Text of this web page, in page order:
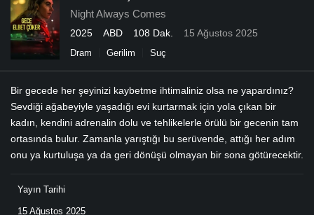
Night Always Comes
2025 ABD 108 Dak. 15 Ağustos 2025
Dram Gerilim Suç
Bir gecede her şeyinizi kaybetme ihtimaliniz olsa ne yapardınız?
Sevdiği ağabeyiyle yaşadığı evi kurtarmak için yola çıkan bir
kadın, kendini adrenalin dolu ve tehlikelerle örülü bir gecenin tam
ortasında bulur. Zamanla yarıştığı bu serüvende, attığı her adım
onu ya kurtuluşa ya da geri dönüşü olmayan bir sona götürecektir.
Yayın Tarihi
15 Ağustos 2025